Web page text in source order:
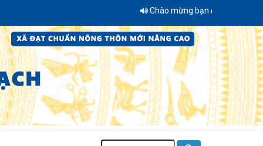
Chào mừng bạn đến với Trang thông